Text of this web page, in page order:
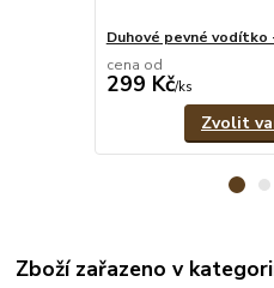
Duhové pevné vodítko
cena od
299 Kč/ks
Zvolit
Zboží zařazeno v